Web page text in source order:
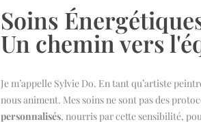
Soins
Un chemin vers
Je m’appelle Sylvie Do. En tant qu’artiste
nous animent. Mes soins ne sont pas des
personnalisés, nourris par cette sensibilité,